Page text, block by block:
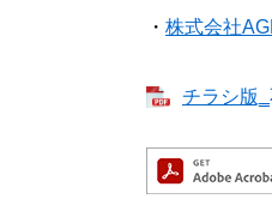
・ 株式会社
チラシ版